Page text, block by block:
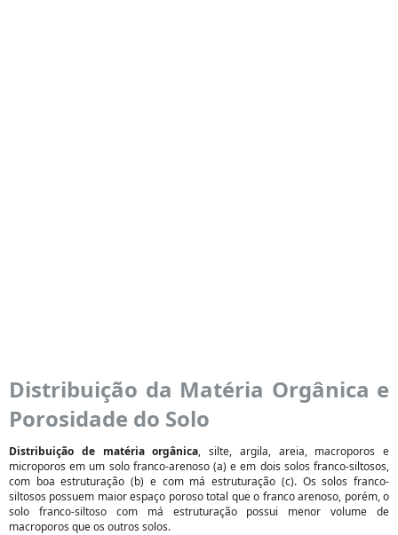
Distribuição da Matéria Orgânica e
Porosidade do Solo
Distribuição de matéria orgânica, silte, argila, areia, macroporos e
microporos em um solo franco-arenoso (a) e em dois solos franco-siltosos,
com boa estruturação (b) e com má estruturação (c). Os solos franco-
siltosos possuem maior espaço poroso total que o franco arenoso, porém, o
solo franco-siltoso com má estruturação possui menor volume de
macroporos que os outros solos.